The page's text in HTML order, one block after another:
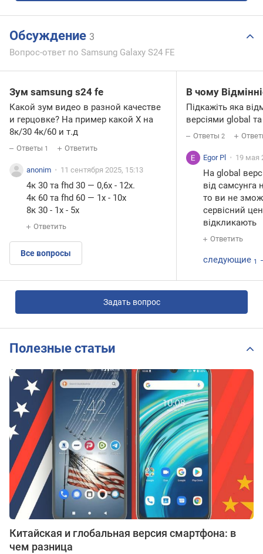
Обсуждение 3
Вопрос-ответ по Samsung Galaxy S24 FE
Зум samsung s24 fe
Какой зум видео в разной качестве
и герцовке? На пример какой Х на
8к/30 4к/60 и т.д
Ответы 1 Ответить
anonim 11 сентября 2025, 15:13
4к 30 та fhd 30 — 0,6х - 12х.
4к 60 та fhd 60 — 1x - 10x
8к 30 - 1х - 5х
Ответить
Все вопросы
В чому
Підкажіть яка
версіями global та
Ответы 2
Egor Pl 19 мая
На global
від самсунга
то ви не
сервісний
відкликають
Ответить
следующие 1
Задать вопрос
Полезные статьи
Китайская и глобальная версия смартфона: в
чем разница